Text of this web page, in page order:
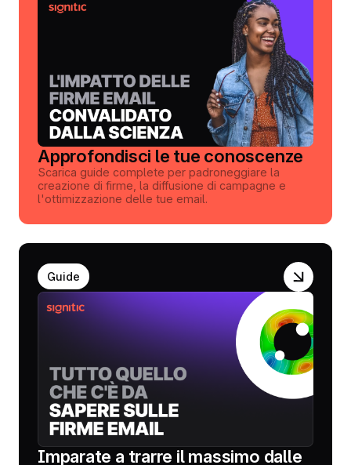
Approfondisci le tue conoscenze
Scarica guide complete per padroneggiare la
creazione di firme, la diffusione di campagne e
l'ottimizzazione delle tue email.
Guide
Imparate a trarre il massimo dalle